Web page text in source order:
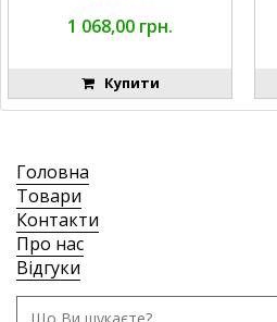
1 068,00 грн.
Купити
Головна
Товари
Контакти
Про нас
Відгуки